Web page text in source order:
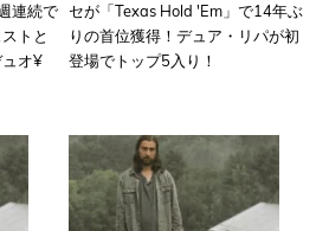
連続で
トと
オ¥
セが「Texas Hold 'Em」で14年ぶ
りの首位獲得！デュア・リパが初
登場でトップ5入り！